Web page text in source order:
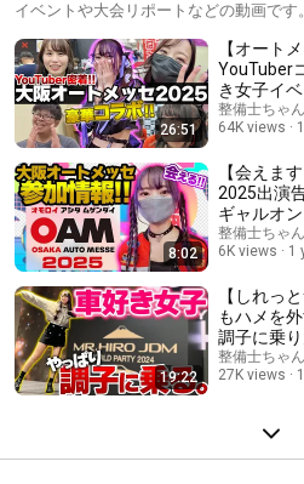
イベントや大会リポートなどの動画です。
26:51
【オート
YouTuber
き女子イ
あま猫さ
ットさん/
整備士ちゃ
64K views
8:02
【会えま
2025出演
ギャルオ
知】Osaka
整備士ちゃ
6K views
1
19:22
【しれっ
もハメを
調子に乗
車好き女子
STUDIO 頭
整備士ちゃ
27K views